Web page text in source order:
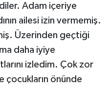
Adam içeriye
ailesi izin vermemiş.
Üzerinden geçtiği
daha iyiye
izledim. Çok zor
çocukların önünde